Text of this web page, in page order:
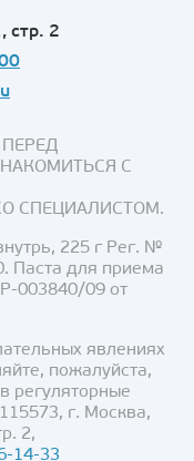
стр. 2
С
СПЕЦИАЛИСТОМ.
225 г Рег. №
Паста для приема
003840/09 от
явлениях
пожалуйста,
регуляторные
г. Москва,
2,
14-33